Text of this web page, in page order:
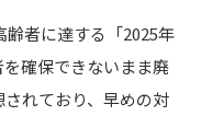
齢者に達する「2025年
確保できないまま廃
れており、早めの対